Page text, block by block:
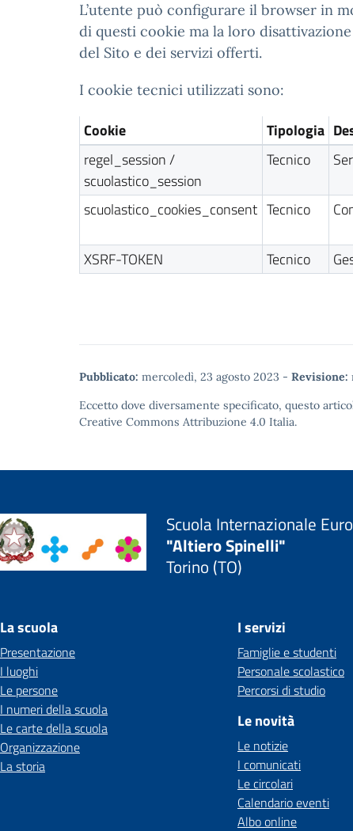
L’utente può configurare il browser in
di questi cookie ma la loro
del Sito e dei servizi offerti.
I cookie tecnici utilizzati sono:
Cookie Tipologia
regel_session /
scuolastico_session
Tecnico
scuolastico_cookies_consent Tecnico
XSRF-TOKEN
Tecnico
Pubblicato: mercoledì, 23 agosto 2023 - Revisione:
Eccetto dove diversamente specificato, questo
Creative Commons Attribuzione 4.0 Italia.
Scuola Internazionale
"Altiero Spinelli"
Torino (TO)
La scuola
Presentazione
I luoghi
Le persone
I numeri della scuola
Le carte della scuola
Organizzazione
La storia
I servizi
Famiglie e studenti
Personale scolastico
Percorsi di studio
Le novità
Le notizie
I comunicati
Le circolari
Calendario eventi
Albo online